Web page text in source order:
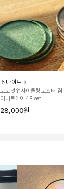
소나이트
코코넛 업사이클링 코스터 겸
미니트레이 4P set
28,000원